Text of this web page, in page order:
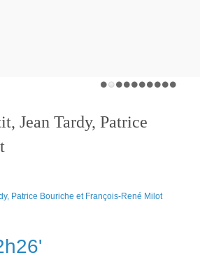
Jean Tardy, Patrice